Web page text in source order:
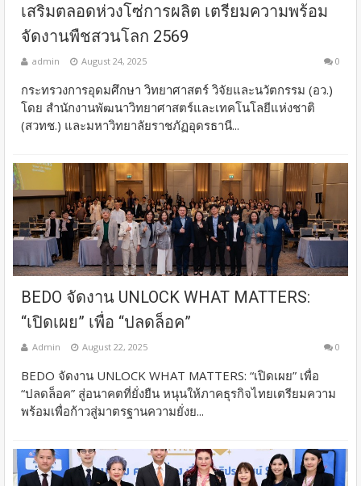
เสริมตลอดห่วงโซ่การผลิต เตรียมความพร้อม
จัดงานพืชสวนโลก 2569
admin August 24, 2025 0
กระทรวงการอุดมศึกษา วิทยาศาสตร์ วิจัยและนวัตกรรม (อว.)
โดย สำนักงานพัฒนาวิทยาศาสตร์และเทคโนโลยีแห่งชาติ
(สวทช.) และมหาวิทยาลัยราชภัฏอุดรธานี...
BEDO จัดงาน UNLOCK WHAT MATTERS:
“เปิดเผย” เพื่อ “ปลดล็อค”
Admin August 22, 2025 0
BEDO จัดงาน UNLOCK WHAT MATTERS: “เปิดเผย” เพื่อ
“ปลดล็อค” สู่อนาคตที่ยั่งยืน หนุนให้ภาคธุรกิจไทยเตรียมความ
พร้อมเพื่อก้าวสู่มาตรฐานความยั่งย...